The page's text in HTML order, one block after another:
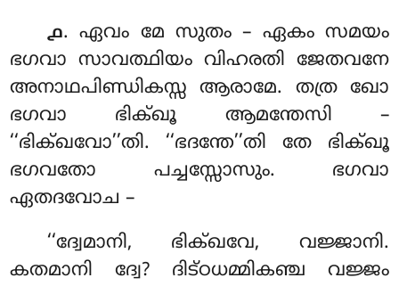
൧. ഏവം മേ സുതം – ഏകം സമയം
ഭഗവാ സാവത്ഥിയം വിഹരതി ജേതവനേ
അനാഥപിണ്ഡികസ്സ ആരാമേ. തത്ര ഖോ
ഭഗവാ ഭിക്ഖൂ ആമന്തേസി –
‘‘ഭിക്ഖവോ’’തി. ‘‘ഭദന്തേ’’തി തേ ഭിക്ഖൂ
ഭഗവതോ പച്ചസ്സോസും. ഭഗവാ
ഏതദവോച –
‘‘ദ്വേമാനി, ഭിക്ഖവേ, വജ്ജാനി.
കതമാനി ദ്വേ? ദിട്ഠധമ്മികഞ്ച വജ്ജം